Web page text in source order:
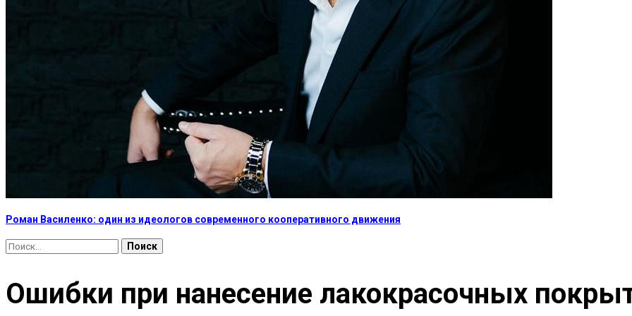
Роман Василенко: один из идеологов современного кооперативного движения
Найти:
Ошибки при нанесение лакокрасочных